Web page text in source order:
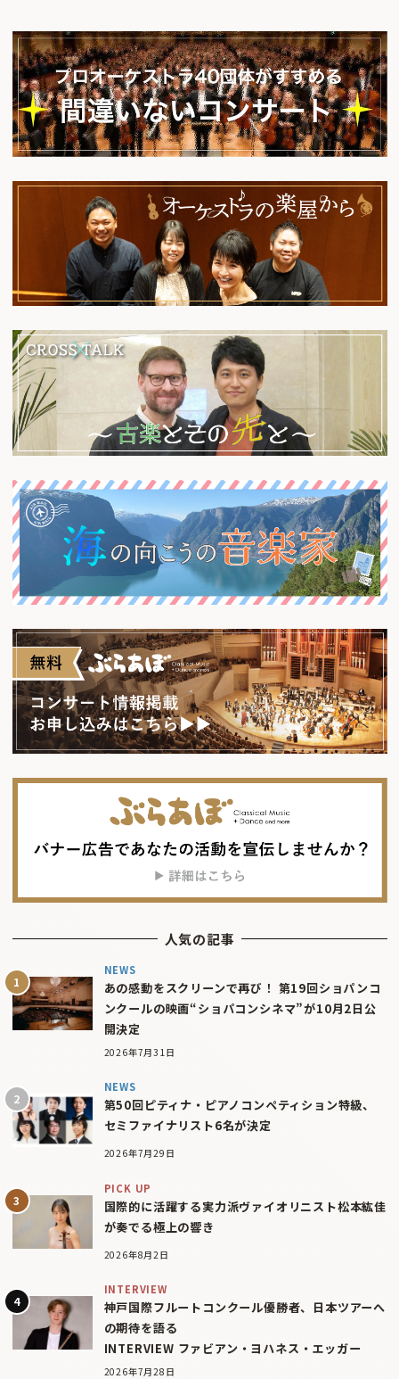
人気の記事
NEWS
あの感動をスクリーンで再び！ 第19回ショパンコ
ンクールの映画“ショパコンシネマ”が10月2日公
開決定
2026年7月31日
NEWS
第50回ピティナ・ピアノコンペティション特級、
セミファイナリスト6名が決定
2026年7月29日
PICK UP
国際的に活躍する実力派ヴァイオリニスト松本紘佳
が奏でる極上の響き
2026年8月2日
INTERVIEW
神戸国際フルートコンクール優勝者、日本ツアーへ
の期待を語る
INTERVIEW ファビアン・ヨハネス・エッガー
2026年7月28日